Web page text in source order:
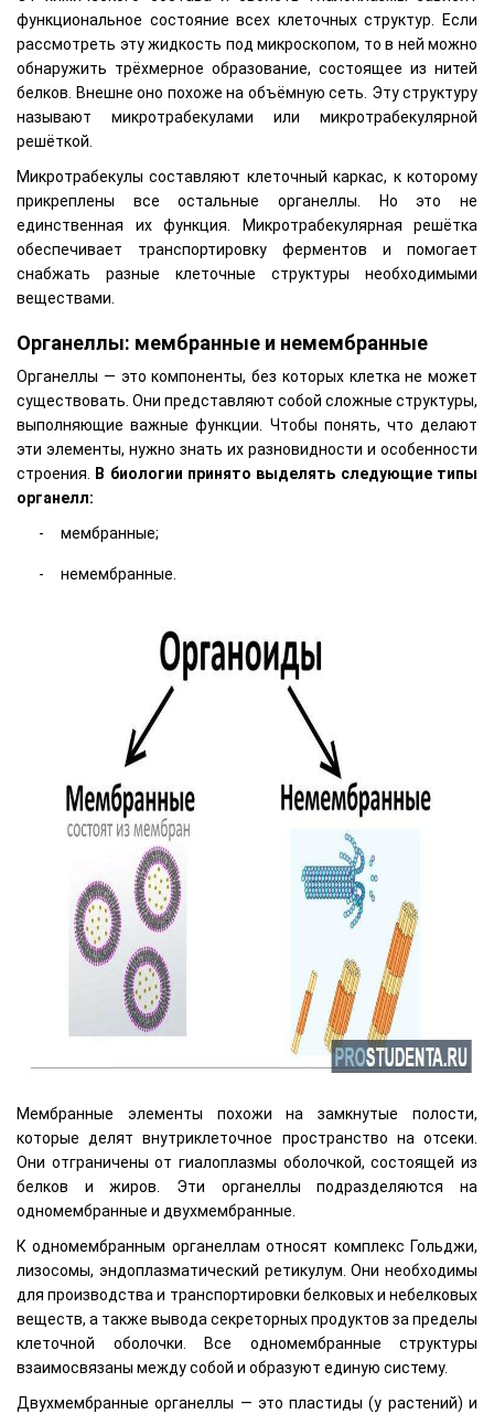
функциональное состояние всех клеточных структур. Если
рассмотреть эту жидкость под микроскопом, то в ней можно
обнаружить трёхмерное образование, состоящее из нитей
белков. Внешне оно похоже на объёмную сеть. Эту структуру
называют микротрабекулами или микротрабекулярной
решёткой.
Микротрабекулы составляют клеточный каркас, к которому
прикреплены все остальные органеллы. Но это не
единственная их функция. Микротрабекулярная решётка
обеспечивает транспортировку ферментов и помогает
снабжать разные клеточные структуры необходимыми
веществами.
Органеллы: мембранные и немембранные
Органеллы — это компоненты, без которых клетка не может
существовать. Они представляют собой сложные структуры,
выполняющие важные функции. Чтобы понять, что делают
эти элементы, нужно знать их разновидности и особенности
строения. В биологии принято выделять следующие типы
органелл:
мембранные;
немембранные.
Мембранные элементы похожи на замкнутые полости,
которые делят внутриклеточное пространство на отсеки.
Они отграничены от гиалоплазмы оболочкой, состоящей из
белков и жиров. Эти органеллы подразделяются на
одномембранные и двухмембранные.
К одномембранным органеллам относят комплекс Гольджи,
лизосомы, эндоплазматический ретикулум. Они необходимы
для производства и транспортировки белковых и небелковых
веществ, а также вывода секреторных продуктов за пределы
клеточной оболочки. Все одномембранные структуры
взаимосвязаны между собой и образуют единую систему.
Двухмембранные органеллы — это пластиды (у растений) и